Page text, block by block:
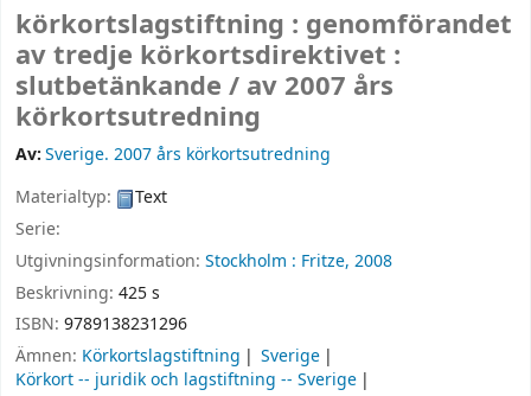
körkortslagstiftning : genomförandet
av tredje körkortsdirektivet :
slutbetänkande / av 2007 års
körkortsutredning
Av:Sverige. 2007 års körkortsutredning
Materialtyp:
Text
Serie:
Utgivningsinformation: Stockholm : Fritze, 2008
Beskrivning: 425 s
ISBN: 9789138231296
Ämnen: Körkortslagstiftning
Sverige
Körkort -- juridik och lagstiftning -- Sverige